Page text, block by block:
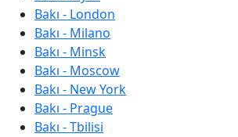
Bakı - London
Bakı - Milano
Bakı - Minsk
Bakı - Moscow
Bakı - New York
Bakı - Prague
Bakı - Tbilisi